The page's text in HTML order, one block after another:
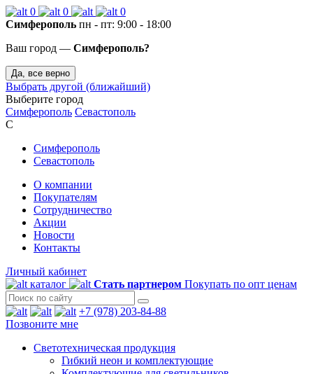
0 0
0
Симферополь пн - пт: 9:00 - 18:00
Ваш город — Симферополь?
Да, все верно
Выбрать другой (ближайший)
Выберите город
Симферополь Севастополь
С
Симферополь
Севастополь
О компании
Покупателям
Сотрудничество
Акции
Новости
Контакты
Личный кабинет
каталог
Стать партнером Покупать по опт ценам
+7 (978) 203-84-88
Позвоните мне
Светотехническая продукция
Гибкий неон и комплектующие